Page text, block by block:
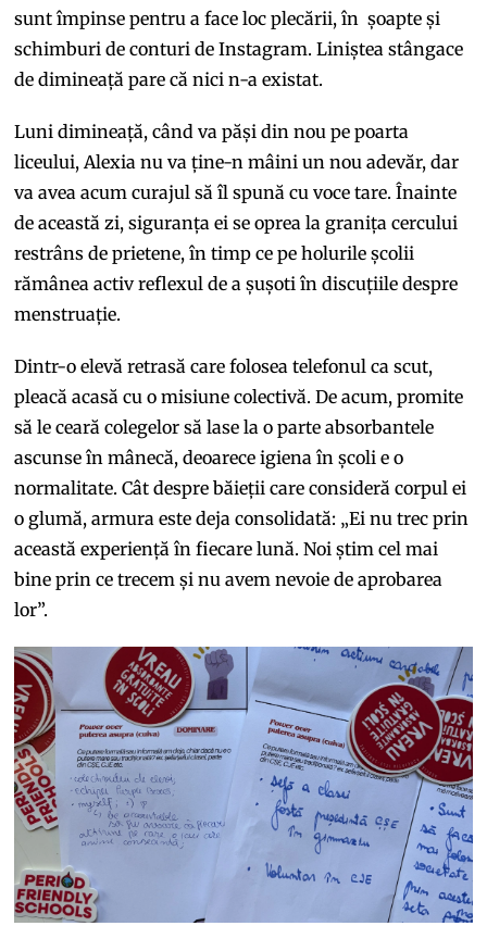
sunt împinse pentru a face loc plecării, în șoapte și
schimburi de conturi de Instagram. Liniștea stângace
de dimineață pare că nici n-a existat.
Luni dimineață, când va păși din nou pe poarta
liceului, Alexia nu va ține-n mâini un nou adevăr, dar
va avea acum curajul să îl spună cu voce tare. Înainte
de această zi, siguranța ei se oprea la granița cercului
restrâns de prietene, în timp ce pe holurile școlii
rămânea activ reflexul de a șușoti în discuțiile despre
menstruație.
Dintr-o elevă retrasă care folosea telefonul ca scut,
pleacă acasă cu o misiune colectivă. De acum, promite
să le ceară colegelor să lase la o parte absorbantele
ascunse în mânecă, deoarece igiena în școli e o
normalitate. Cât despre băieții care consideră corpul ei
o glumă, armura este deja consolidată: „Ei nu trec prin
această experiență în fiecare lună. Noi știm cel mai
bine prin ce trecem și nu avem nevoie de aprobarea
lor”.